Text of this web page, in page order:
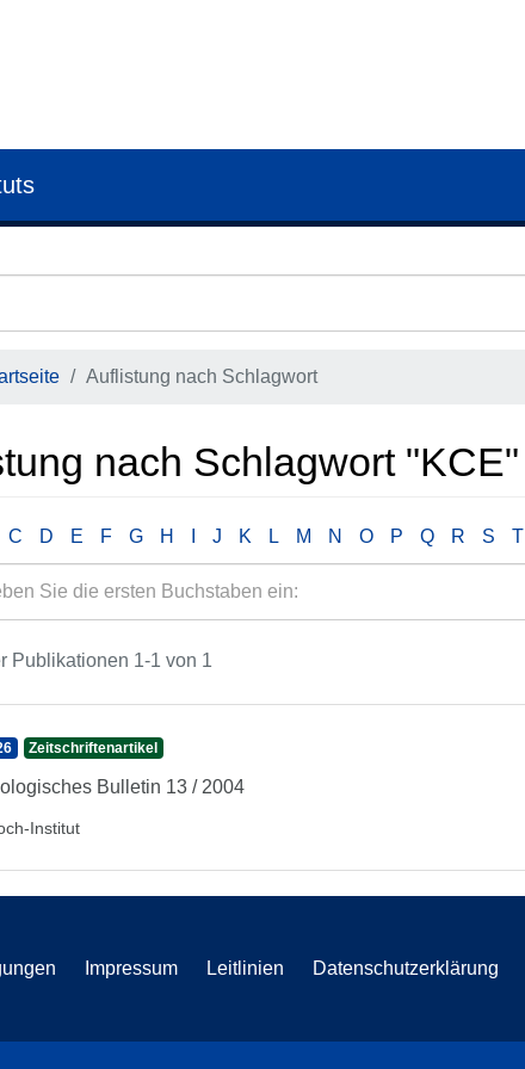
Auflistung nach Schlagwort
nach Schlagwort "KCE"
C D E F G H J K L M N O P Q R S T
Publikationen 1-1 von 1
Zeitschriftenartikel
Bulletin 13 / 2004
Institut
Impressum Leitlinien Datenschutzerklärung